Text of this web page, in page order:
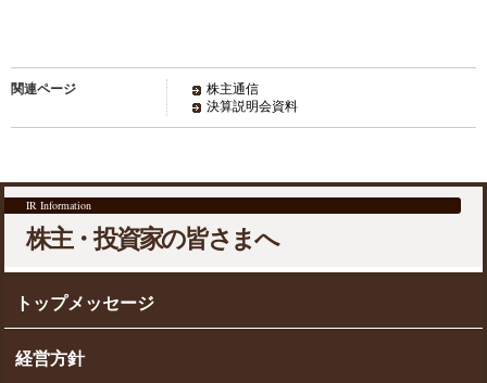
IR Information
株主・投資家の皆さまへ
トップメッセージ
経営方針
関連ページ
株主通信
決算説明会資料